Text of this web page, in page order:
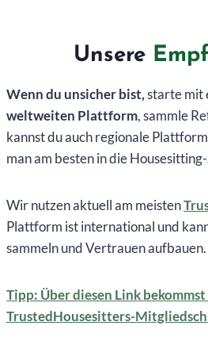
Unsere
Wenn du unsicher bist,starte mit
weltweiten Plattform, sammle
kannst du auch regionale
man am besten in die
Wir nutzen aktuell am meisten
Plattform ist international und
sammeln und Vertrauen aufbauen.
Tipp: Über diesen Link
TrustedHousesitters-